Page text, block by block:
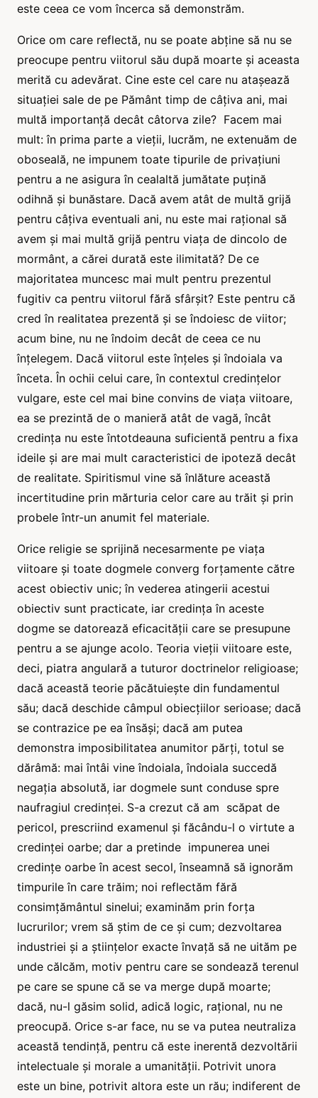
este ceea ce vom încerca să demonstrăm.
Orice om care reflectă, nu se poate abține să nu se
preocupe pentru viitorul său după moarte și aceasta
merită cu adevărat. Cine este cel care nu atașează
situației sale de pe Pământ timp de câțiva ani, mai
multă importanță decât câtorva zile? Facem mai
mult: în prima parte a vieții, lucrăm, ne extenuăm de
oboseală, ne impunem toate tipurile de privațiuni
pentru a ne asigura în cealaltă jumătate puțină
odihnă și bunăstare. Dacă avem atât de multă grijă
pentru câțiva eventuali ani, nu este mai rațional să
avem și mai multă grijă pentru viața de dincolo de
mormânt, a cărei durată este ilimitată? De ce
majoritatea muncesc mai mult pentru prezentul
fugitiv ca pentru viitorul fără sfârșit? Este pentru că
cred în realitatea prezentă și se îndoiesc de viitor;
acum bine, nu ne îndoim decât de ceea ce nu
înțelegem. Dacă viitorul este înțeles și îndoiala va
înceta. În ochii celui care, în contextul credințelor
vulgare, este cel mai bine convins de viața viitoare,
ea se prezintă de o manieră atât de vagă, încât
credința nu este întotdeauna suficientă pentru a fixa
ideile și are mai mult caracteristici de ipoteză decât
de realitate. Spiritismul vine să înlăture această
incertitudine prin mărturia celor care au trăit și prin
probele într-un anumit fel materiale.
Orice religie se sprijină necesarmente pe viața
viitoare și toate dogmele converg forțamente către
acest obiectiv unic; în vederea atingerii acestui
obiectiv sunt practicate, iar credința în aceste
dogme se datorează eficacității care se presupune
pentru a se ajunge acolo. Teoria vieții viitoare este,
deci, piatra angulară a tuturor doctrinelor religioase;
dacă această teorie păcătuiește din fundamentul
său; dacă deschide câmpul obiecțiilor serioase; dacă
se contrazice pe ea însăși; dacă am putea
demonstra imposibilitatea anumitor părți, totul se
dărâmă: mai întâi vine îndoiala, îndoiala succedă
negația absolută, iar dogmele sunt conduse spre
naufragiul credinței. S-a crezut că am scăpat de
pericol, prescriind examenul și făcându-l o virtute a
credinței oarbe; dar a pretinde impunerea unei
credințe oarbe în acest secol, înseamnă să ignorăm
timpurile în care trăim; noi reflectăm fără
consimțământul sinelui; examinăm prin forța
lucrurilor; vrem să știm de ce și cum; dezvoltarea
industriei și a științelor exacte învață să ne uităm pe
unde călcăm, motiv pentru care se sondează terenul
pe care se spune că se va merge după moarte;
dacă, nu-l găsim solid, adică logic, rațional, nu ne
preocupă. Orice s-ar face, nu se va putea neutraliza
această tendință, pentru că este inerentă dezvoltării
intelectuale și morale a umanității. Potrivit unora
este un bine, potrivit altora este un rău; indiferent de